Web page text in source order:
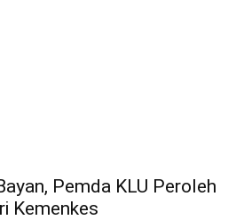
Pemda KLU Peroleh
Kemenkes